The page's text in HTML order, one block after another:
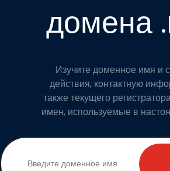
домена
Изучите доменное имя и
действия, контактную
также текущего
имен, используемые в